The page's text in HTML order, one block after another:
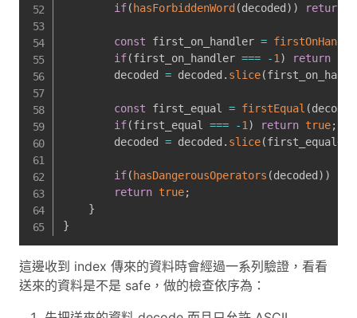
if(hasForbiddenWord(decoded) ) return
const first_on_handler =
if(first_on_handler === -1 ) return
        decoded
= decoded . slice(
const first_equal = firstEqual (decoded
if(first_equal === -1 ) return true;
        decoded
= decoded . slice(first_equal+
if(hasDangerousOperators (decoded) )
return true;
}
}
這邊收到 index 傳來的資料時會經過一系列驗證，看看
送來的資料是不是 safe，做的檢查依序為：